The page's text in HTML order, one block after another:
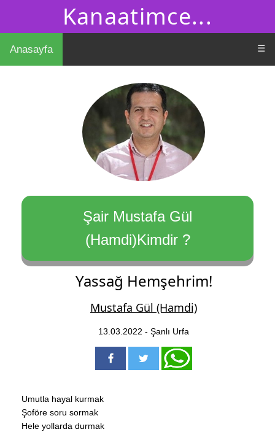
Kanaatimce...
Anasayfa ☰
Şair Mustafa Gül
(Hamdi)Kimdir ?
Yassağ Hemşehrim!
Mustafa Gül (Hamdi)
13.03.2022 - Şanlı Urfa
Umutla hayal kurmak
Şoföre soru sormak
Hele yollarda durmak